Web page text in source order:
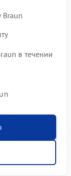
в течении